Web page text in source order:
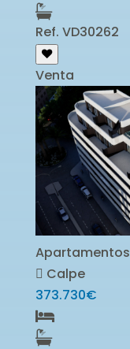
Ref. VD30262
Venta
Apartamentos
Calpe
373.730€